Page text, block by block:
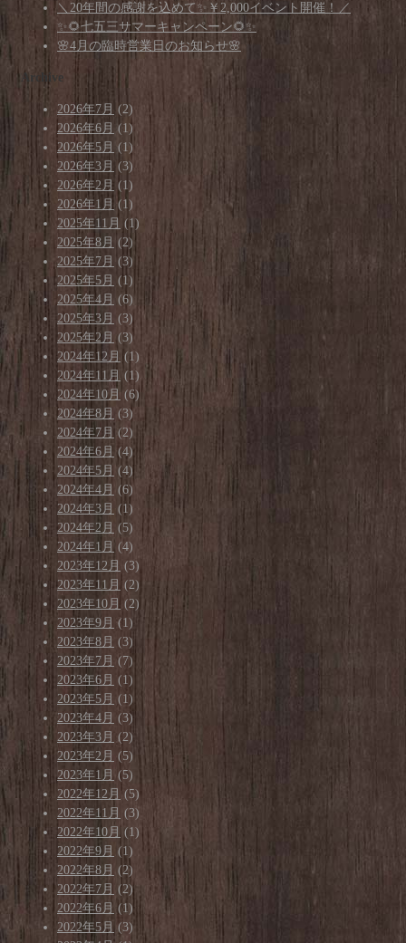
＼20年間の感謝を込めて✨￥2,000イベント開催！／
✨🌻七五三サマーキャンペーン🌻✨
🌸4月の臨時営業日のお知らせ🌸
Archive
2026年7月 (2)
2026年6月 (1)
2026年5月 (1)
2026年3月 (3)
2026年2月 (1)
2026年1月 (1)
2025年11月 (1)
2025年8月 (2)
2025年7月 (3)
2025年5月 (1)
2025年4月 (6)
2025年3月 (3)
2025年2月 (3)
2024年12月 (1)
2024年11月 (1)
2024年10月 (6)
2024年8月 (3)
2024年7月 (2)
2024年6月 (4)
2024年5月 (4)
2024年4月 (6)
2024年3月 (1)
2024年2月 (5)
2024年1月 (4)
2023年12月 (3)
2023年11月 (2)
2023年10月 (2)
2023年9月 (1)
2023年8月 (3)
2023年7月 (7)
2023年6月 (1)
2023年5月 (1)
2023年4月 (3)
2023年3月 (2)
2023年2月 (5)
2023年1月 (5)
2022年12月 (5)
2022年11月 (3)
2022年10月 (1)
2022年9月 (1)
2022年8月 (2)
2022年7月 (2)
2022年6月 (1)
2022年5月 (3)